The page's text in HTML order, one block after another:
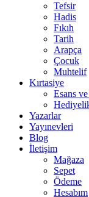
Tefsir
Hadis
Fıkıh
Tarih
Arapça
Çocuk
Muhtelif
Kırtasiye
Esans
Yazarlar
Yayınevleri
Blog
İletişim
Mağaza
Sepet
Ödeme
Hesabım